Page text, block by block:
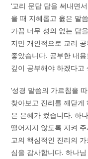
‘교리 문답 답을 써내면
을 때 지혜롭고 옳은 말
가끔 너무 성의 없는 답
지만 개인적으로 교리
좋았습니다. 공부한 내
깊이 공부해야 하겠다고
‘성경 말씀의 가르침을
찾아보고 진리를 깨닫게
은 은혜가 컸습니다. 하
떨어지지 않도록 지켜
교의 핵심적인 진리의
심을 감사합니다. 하나